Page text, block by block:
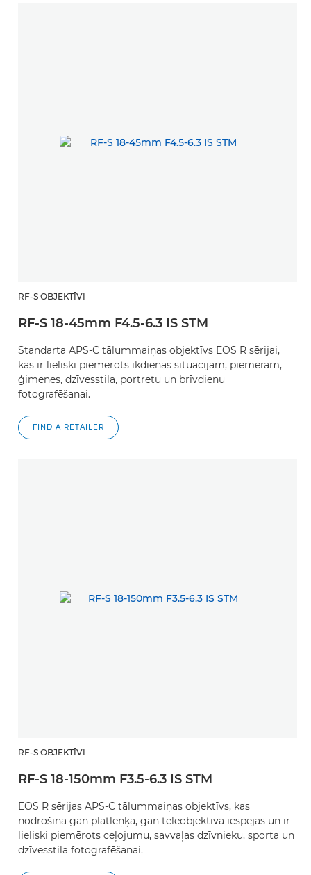
RF-S OBJEKTĪVI
RF-S 18-45mm F4.5-6.3 IS STM
Standarta APS-C tālummaiņas objektīvs EOS R sērijai,
kas ir lieliski piemērots ikdienas situācijām, piemēram,
ģimenes, dzīvesstila, portretu un brīvdienu
fotografēšanai.
FIND A RETAILER
RF-S OBJEKTĪVI
RF-S 18-150mm F3.5-6.3 IS STM
EOS R sērijas APS-C tālummaiņas objektīvs, kas
nodrošina gan platleņķa, gan teleobjektīva iespējas un ir
lieliski piemērots ceļojumu, savvaļas dzīvnieku, sporta un
dzīvesstila fotografēšanai.